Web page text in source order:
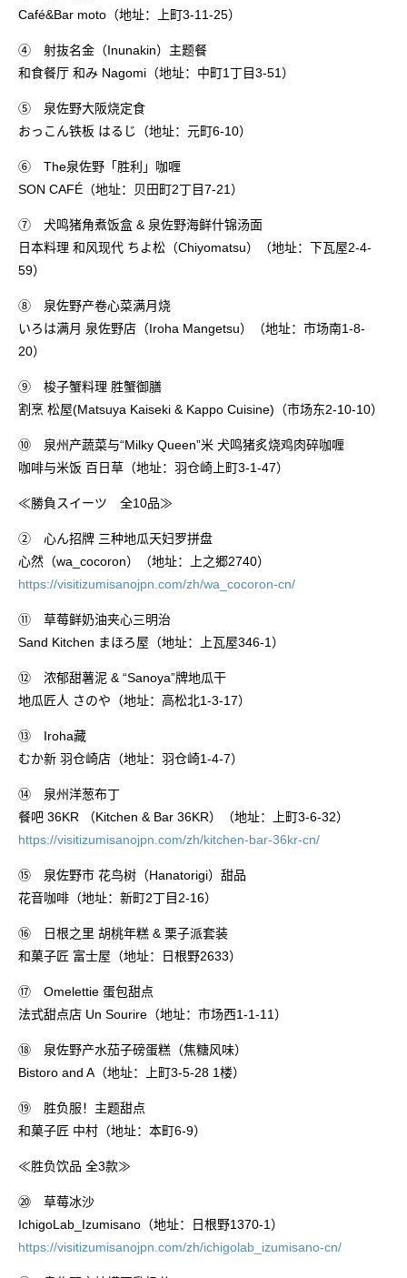
Café&Bar moto（地址：上町3-11-25）
④ 射抜名金（Inunakin）主题餐
和食餐厅 和み Nagomi（地址：中町1丁目3-51）
⑤ 泉佐野大阪烧定食
おっこん铁板 はるじ（地址：元町6-10）
⑥ The泉佐野「胜利」咖喱
SON CAFÉ（地址：贝田町2丁目7-21）
⑦ 犬鸣猪角煮饭盒 & 泉佐野海鲜什锦汤面
日本料理 和风现代 ちよ松（Chiyomatsu）（地址：下瓦屋2-4-
59）
⑧ 泉佐野产卷心菜满月烧
いろは满月 泉佐野店（Iroha Mangetsu）（地址：市场南1-8-
20）
⑨ 梭子蟹料理 胜蟹御膳
割烹 松屋(Matsuya Kaiseki & Kappo Cuisine)（市场东2-10-10）
⑩ 泉州产蔬菜与“Milky Queen”米 犬鸣猪炙烧鸡肉碎咖喱
咖啡与米饭 百日草（地址：羽仓崎上町3-1-47）
≪勝負スイーツ 全10品≫
② 心ん招牌 三种地瓜天妇罗拼盘
心然（wa_cocoron）（地址：上之郷2740）
https://visitizumisanojpn.com/zh/wa_cocoron-cn/
⑪ 草莓鲜奶油夹心三明治
Sand Kitchen まほろ屋（地址：上瓦屋346-1）
⑫ 浓郁甜薯泥 & “Sanoya”牌地瓜干
地瓜匠人 さのや（地址：高松北1-3-17）
⑬ Iroha藏
むか新 羽仓崎店（地址：羽仓崎1-4-7）
⑭ 泉州洋葱布丁
餐吧 36KR （Kitchen & Bar 36KR）（地址：上町3-6-32）
https://visitizumisanojpn.com/zh/kitchen-bar-36kr-cn/
⑮ 泉佐野市 花鸟树（Hanatorigi）甜品
花音咖啡（地址：新町2丁目2-16）
⑯ 日根之里 胡桃年糕 & 栗子派套装
和菓子匠 富士屋（地址：日根野2633）
⑰ Omelettie 蛋包甜点
法式甜点店 Un Sourire（地址：市场西1-1-11）
⑱ 泉佐野产水茄子磅蛋糕（焦糖风味）
Bistoro and A（地址：上町3-5-28 1楼）
⑲ 胜负服！主题甜点
和菓子匠 中村（地址：本町6-9）
≪胜负饮品 全3款≫
⑳ 草莓冰沙
IchigoLab_Izumisano（地址：日根野1370-1）
https://visitizumisanojpn.com/zh/ichigolab_izumisano-cn/